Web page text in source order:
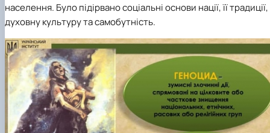
населення. Було підірвано соціальні основи нації, її традиції,
духовну культуру та самобутність.